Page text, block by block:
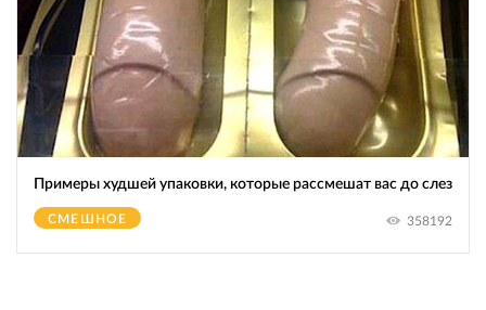
Примеры худшей упаковки, которые рассмешат вас до слез
СМЕШНОЕ 358192